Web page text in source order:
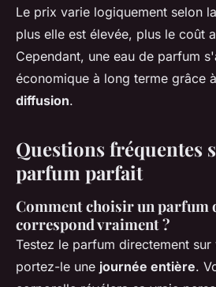
Le prix varie logiquement selon
plus elle est élevée, plus le coût
Cependant, une eau de parfum
économique à long terme grâce
diffusion.
Questions fréquentes
parfum parfait
Comment choisir un parfum
correspond vraiment ?
Testez le parfum directement
portez-le une journée entière.